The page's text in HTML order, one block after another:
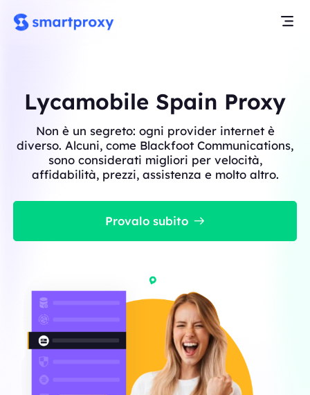
Lycamobile Spain Proxy
Non è un segreto: ogni provider internet è
diverso. Alcuni, come Blackfoot Communications,
sono considerati migliori per velocità,
affidabilità, prezzi, assistenza e molto altro.
Provalo subito